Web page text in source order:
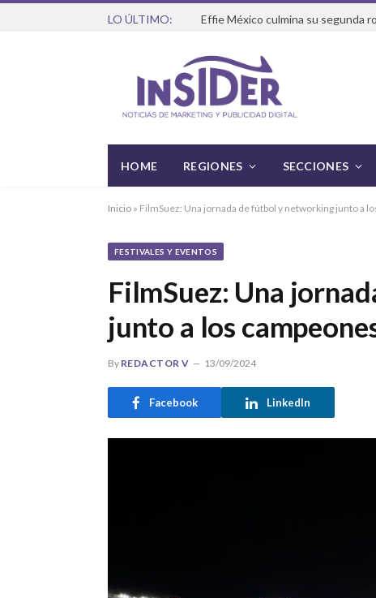
LO ÚLTIMO: Effie México culmina su segunda
HOME REGIONES SECCIONES
Inicio » FilmSuez: Una jornada de fútbol y networking junto a
FESTIVALES Y EVENTOS
FilmSuez: Una
junto a los
By REDACTOR V 13/09/2024
Facebook LinkedIn